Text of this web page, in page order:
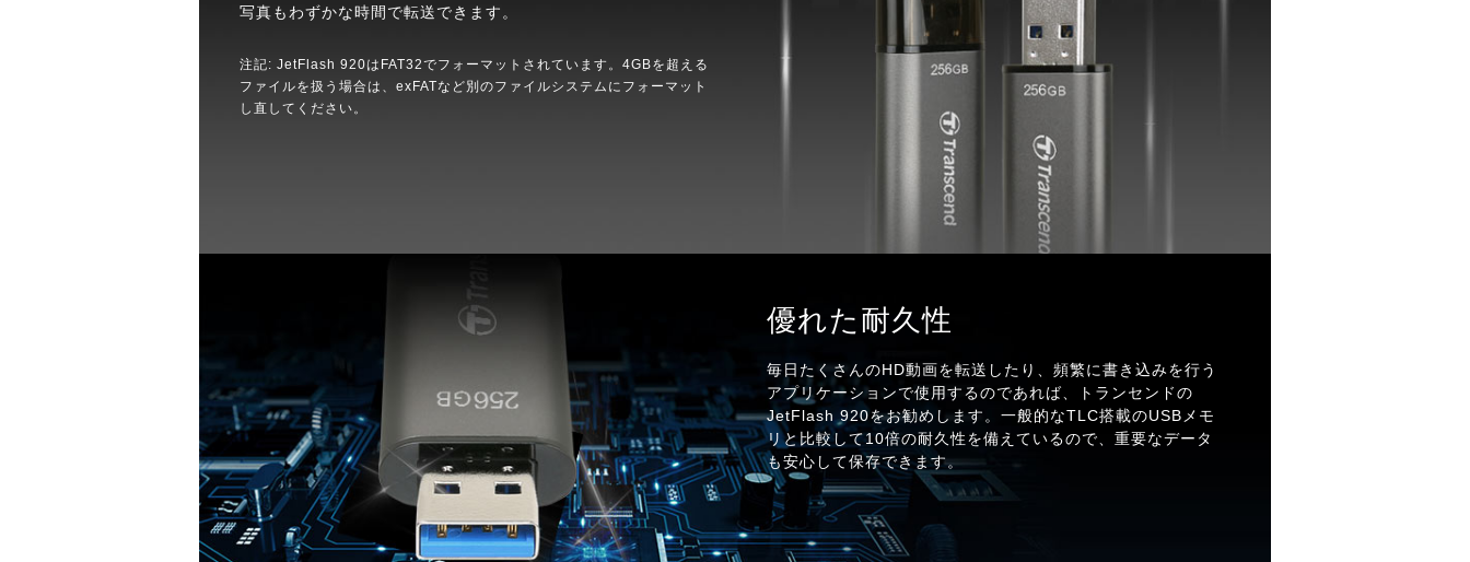
写真もわずかな時間で転送できます。
注記: JetFlash 920はFAT32でフォーマットされています。4GBを超える
ファイルを扱う場合は、exFATなど別のファイルシステムにフォーマット
し直してください。
優れた耐久性
毎日たくさんのHD動画を転送したり、頻繁に書き込みを行う
アプリケーションで使用するのであれば、トランセンドの
JetFlash 920をお勧めします。一般的なTLC搭載のUSBメモ
リと比較して10倍の耐久性を備えているので、重要なデータ
も安心して保存できます。